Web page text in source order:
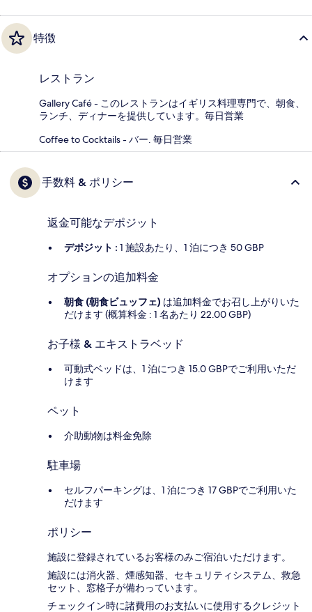
特徴
レストラン
Gallery Café - このレストランはイギリス料理専門で、朝食、
ランチ、ディナーを提供しています。毎日営業
Coffee to Cocktails - バー. 毎日営業
手数料 & ポリシー
返金可能なデポジット
デポジット : 1 施設あたり、1 泊につき 50 GBP
オプションの追加料金
朝食 (朝食ビュッフェ) は追加料金でお召し上がりいた
だけます (概算料金 : 1 名あたり 22.00 GBP)
お子様 & エキストラベッド
可動式ベッドは、1 泊につき 15.0 GBPでご利用いただ
けます
ペット
介助動物は料金免除
駐車場
セルフパーキングは、1 泊につき 17 GBPでご利用いた
だけます
ポリシー
施設に登録されているお客様のみご宿泊いただけます。
施設には消火器、煙感知器、セキュリティシステム、救急
セット、窓格子が備わっています。
チェックイン時に諸費用のお支払いに使用するクレジット